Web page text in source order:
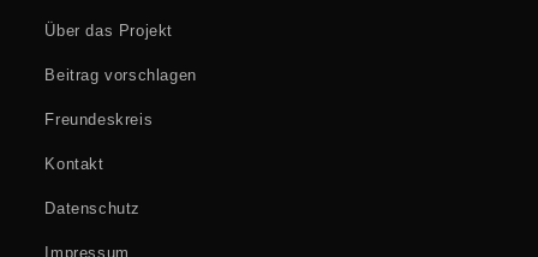
Über das Projekt
Beitrag vorschlagen
Freundeskreis
Kontakt
Datenschutz
Impressum